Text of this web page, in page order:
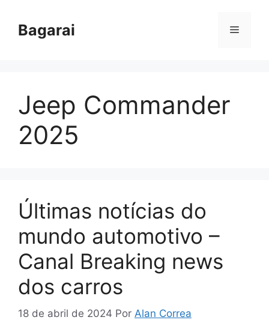
paraBagarai Menu
Jeep Commander
2025
Últimas notícias do
mundo automotivo –
Canal Breaking news
dos carros
18 de abril de 2024 Por Alan Correa